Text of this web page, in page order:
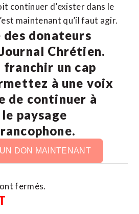
continuer d’exister dans le
maintenant qu’il faut agir.
donateurs
Chrétien.
franchir un cap
à une voix
de continuer à
paysage
DON MAINTENANT
fermés.